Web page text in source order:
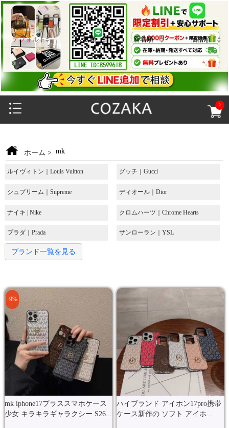
0
デフォルト 人気順 新着順 価格順
ホーム > mk
ルイヴィトン｜Louis Vuitton グッチ｜Gucci
シュプリーム｜Supreme ディオール｜Dior
ナイキ | Nike クロムハーツ｜Chrome Hearts
プラダ｜Prada サンローラン｜YSL
ブランド一覧を見る
mk iphone17プラススマホケース
少女 キラキラギャラクシー S26...
-9%
ハイブランド アイホン17pro携帯
ケース新作の ソフト アイホ...